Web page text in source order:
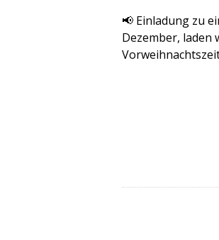
📢 Einladung zu
Dezember, laden